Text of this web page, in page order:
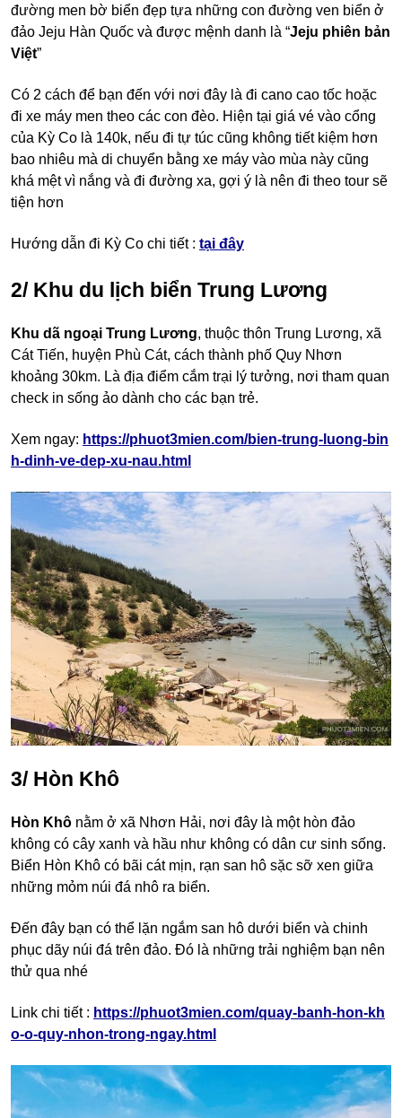
đường men bờ biển đẹp tựa những con đường ven biển ở
đảo Jeju Hàn Quốc và được mệnh danh là “Jeju phiên bản
Việt”
Có 2 cách để bạn đến với nơi đây là đi cano cao tốc hoặc
đi xe máy men theo các con đèo. Hiện tại giá vé vào cổng
của Kỳ Co là 140k, nếu đi tự túc cũng không tiết kiệm hơn
bao nhiêu mà di chuyển bằng xe máy vào mùa này cũng
khá mệt vì nắng và đi đường xa, gợi ý là nên đi theo tour sẽ
tiện hơn
Hướng dẫn đi Kỳ Co chi tiết : tại đây
2/ Khu du lịch biển Trung Lương
Khu dã ngoại Trung Lương, thuộc thôn Trung Lương, xã
Cát Tiến, huyện Phù Cát, cách thành phố Quy Nhơn
khoảng 30km. Là địa điểm cắm trại lý tưởng, nơi tham quan
check in sống ảo dành cho các bạn trẻ.
Xem ngay: https://phuot3mien.com/bien-trung-luong-bin
h-dinh-ve-dep-xu-nau.html
3/ Hòn Khô
Hòn Khô nằm ở xã Nhơn Hải, nơi đây là một hòn đảo
không có cây xanh và hầu như không có dân cư sinh sống.
Biển Hòn Khô có bãi cát mịn, rạn san hô sặc sỡ xen giữa
những mỏm núi đá nhô ra biển.
Đến đây bạn có thể lặn ngắm san hô dưới biển và chinh
phục dãy núi đá trên đảo. Đó là những trải nghiệm bạn nên
thử qua nhé
Link chi tiết : https://phuot3mien.com/quay-banh-hon-kh
o-o-quy-nhon-trong-ngay.html